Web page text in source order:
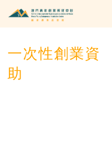
一次性創業資
助